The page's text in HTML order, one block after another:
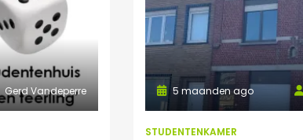
Gerd Vandeperre 5 maanden ago
STUDENTENKAMER